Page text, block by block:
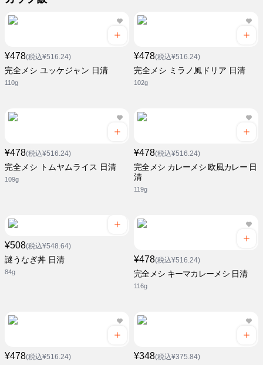
¥478(税込¥516.24)
完全メシ ユッケジャン 日清
110g
¥478(税込¥516.24)
完全メシ ミラノ風ドリア 日清
102g
¥478(税込¥516.24)
完全メシ トムヤムライス 日清
109g
¥478(税込¥516.24)
完全メシ カレーメシ 欧風カレー 日
清
119g
¥508(税込¥548.64)
謎うなぎ丼 日清
84g
¥478(税込¥516.24)
完全メシ キーマカレーメシ 日清
116g
¥478(税込¥516.24) ¥348(税込¥375.84)